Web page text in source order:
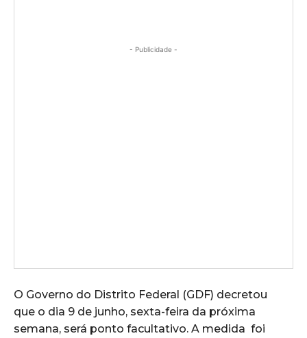
- Publicidade -
O Governo do Distrito Federal (GDF) decretou
que o dia 9 de junho, sexta-feira da próxima
semana, será ponto facultativo. A medida foi